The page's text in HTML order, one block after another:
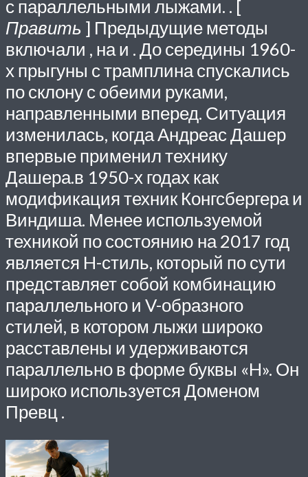
с параллельными лыжами. . [
Править ] Предыдущие методы
включали , на и . До середины 1960-
х прыгуны с трамплина спускались
по склону с обеими руками,
направленными вперед. Ситуация
изменилась, когда Андреас Дашер
впервые применил технику
Дашера.в 1950-х годах как
модификация техник Конгсбергера и
Виндиша. Менее используемой
техникой по состоянию на 2017 год
является H-стиль, который по сути
представляет собой комбинацию
параллельного и V-образного
стилей, в котором лыжи широко
расставлены и удерживаются
параллельно в форме буквы «H». Он
широко используется Доменом
Превц .